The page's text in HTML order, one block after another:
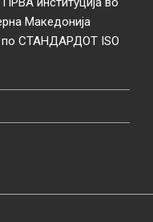
Македонија
по СТАНДАРДОТ ISO